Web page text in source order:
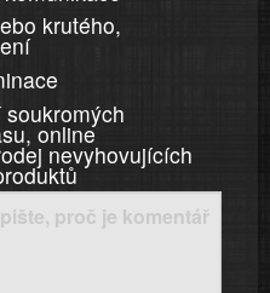
krutého,
online
nevyhovujících